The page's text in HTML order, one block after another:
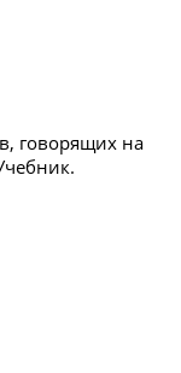
говорящих на